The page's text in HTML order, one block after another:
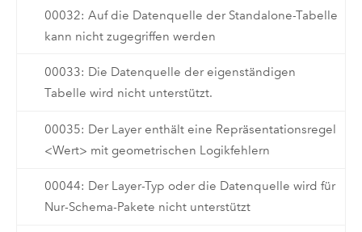
00032: Auf die Datenquelle der Standalone-Tabelle
kann nicht zugegriffen werden
00033: Die Datenquelle der eigenständigen
Tabelle wird nicht unterstützt.
00035: Der Layer enthält eine Repräsentationsregel
<Wert> mit geometrischen Logikfehlern
00044: Der Layer-Typ oder die Datenquelle wird für
Nur-Schema-Pakete nicht unterstützt